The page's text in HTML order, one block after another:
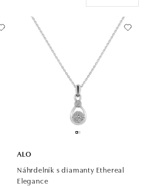
ALO
Náhrdelník s diamanty Ethereal
Elegance